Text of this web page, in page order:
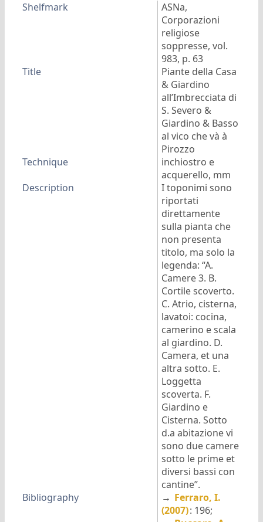
Shelfmark
ASNa,
Corporazioni
religiose
soppresse, vol.
983, p. 63
Title
Piante della Casa
& Giardino
all’Imbrecciata di
S. Severo &
Giardino & Basso
al vico che và à
Pirozzo
Technique
inchiostro e
acquerello, mm
Description
I toponimi sono
riportati
direttamente
sulla pianta che
non presenta
titolo, ma solo la
legenda: “A.
Camere 3. B.
Cortile scoverto.
C. Atrio, cisterna,
lavatoi: cocina,
camerino e scala
al giardino. D.
Camera, et una
altra sotto. E.
Loggetta
scoverta. F.
Giardino e
Cisterna. Sotto
d.a abitazione vi
sono due camere
sotto le prime et
diversi bassi con
cantine”.
Bibliography
→ Ferraro, I.
(2007): 196;